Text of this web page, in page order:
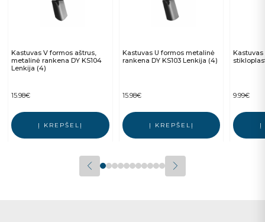
Kastuvas V formos aštrus,
metalinė rankena DY KS104
Lenkija (4)
15.98€
Į KREPŠELĮ
Kastuvas U formos metalinė
rankena DY KS103 Lenkija (4)
15.98€
Į KREPŠELĮ
9.99€
Į